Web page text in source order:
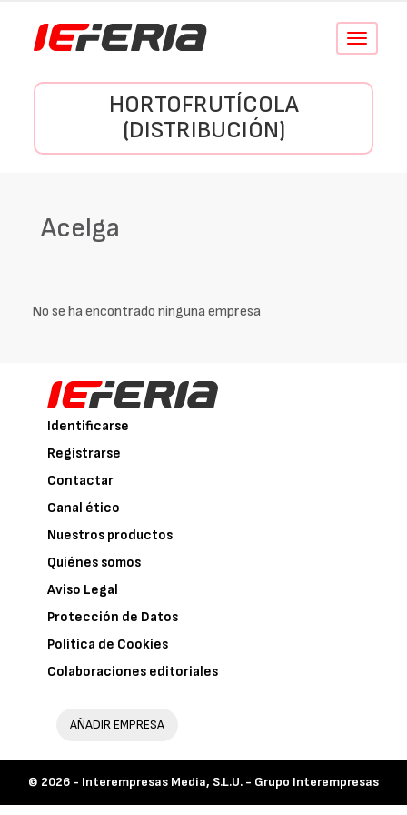
Conmutar
HORTOFRUTÍCOLA
(DISTRIBUCIÓN)
Acelga
No se ha encontrado ninguna empresa
Identificarse
Registrarse
Contactar
Canal ético
Nuestros productos
Quiénes somos
Aviso Legal
Protección de Datos
Política de Cookies
Colaboraciones editoriales
AÑADIR EMPRESA
© 2026 - Interempresas Media, S.L.U. - Grupo Interempresas